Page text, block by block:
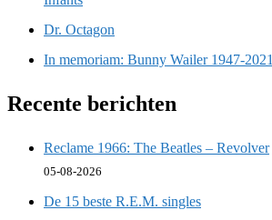
Dr. Octagon
In memoriam: Bunny Wailer 1947-2021
Recente berichten
Reclame 1966: The Beatles – Revolver
05-08-2026
De 15 beste R.E.M. singles